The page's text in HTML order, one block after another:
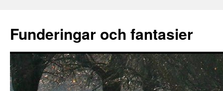
Funderingar och fantasier